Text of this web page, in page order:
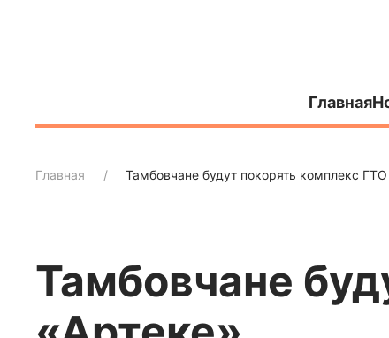
Главная
Главная Тамбовчане будут покорять комплекс ГТО
Тамбовчане